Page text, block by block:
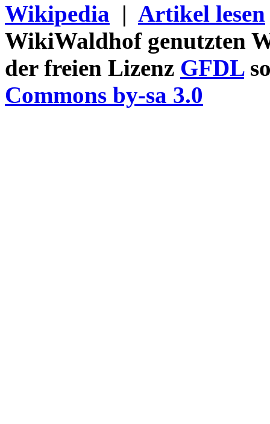
Wikipedia | Artikel lesen
WikiWaldhof genutzten
der freien Lizenz GFDL
Commons by-sa 3.0